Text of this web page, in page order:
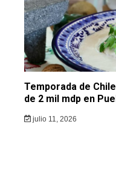
Temporada de
de 2 mil mdp en
julio 11, 2026